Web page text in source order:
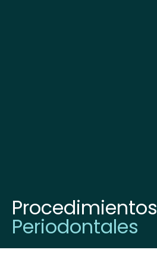
Procedimientos
Periodontales